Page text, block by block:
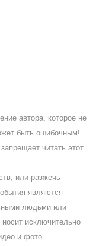
автора, которое не
быть ошибочным!
читать этот
или разжечь
являются
людьми или
исключительно
и фото